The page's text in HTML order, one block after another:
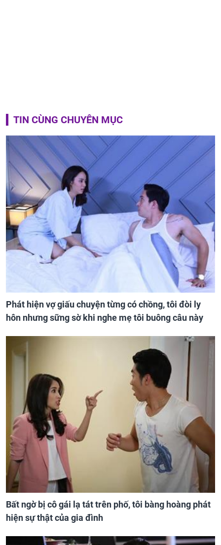
TIN CÙNG CHUYÊN MỤC
Phát hiện vợ giấu chuyện từng có chồng, tôi đòi ly
hôn nhưng sững sờ khi nghe mẹ tôi buông câu này
Bất ngờ bị cô gái lạ tát trên phố, tôi bàng hoàng phát
hiện sự thật của gia đình